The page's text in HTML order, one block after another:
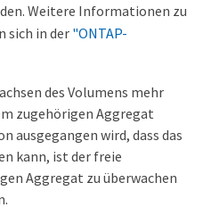
Weitere Informationen zu
sich in der "ONTAP-
des Volumens mehr
zugehörigen Aggregat
ausgegangen wird, dass das
kann, ist der freie
Aggregat zu überwachen